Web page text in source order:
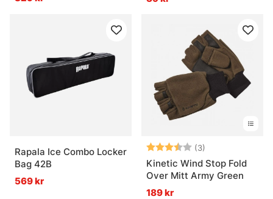
Rapala Ice Combo Locker
Bag 42B
569 kr
Betyg: (3)
Kinetic Wind Stop Fold
Over Mitt Army Green
189 kr